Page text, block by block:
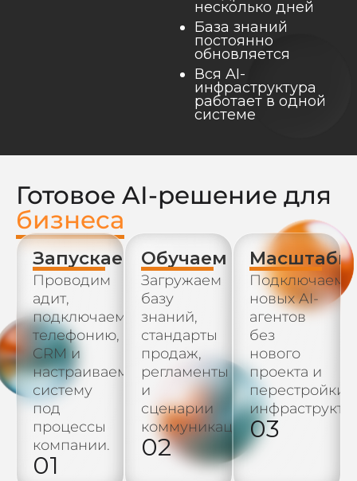
несколько дней
База знаний
постоянно
обновляется
Вся AI-
инфраструктура
работает в одной
системе
Готовое AI-решение для
бизнеса
Запускаем
Проводим
адит,
подключаем
телефонию,
CRM и
настраиваем
систему
под
процессы
компании.
01
Обучаем
Загружаем
базу
знаний,
стандарты
продаж,
регламенты
и
сценарии
коммуникации.
02
Подключаем
новых AI-
агентов
без
нового
проекта и
перестройки
03